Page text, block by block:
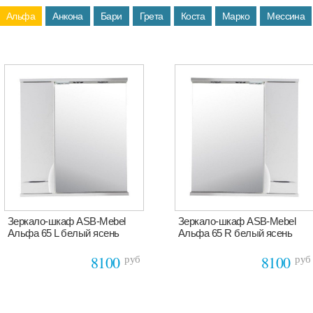
Альфа Анкона Бари Грета Коста Марко Мессина
Зеркало-шкаф ASB-Mebel
Альфа 65 L белый ясень
8100руб
Зеркало-шкаф ASB-Mebel
Альфа 65 R белый ясень
8100руб